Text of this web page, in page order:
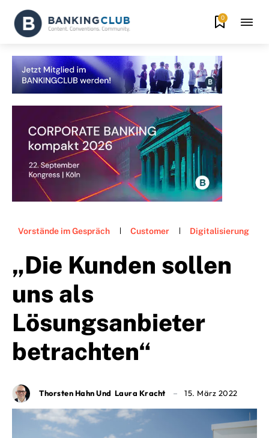
0
Vorstände im Gespräch Customer Digitalisierung
„Die Kunden sollen
uns als
Lösungsanbieter
betrachten“
Thorsten Hahn Und Laura Kracht 15. März 2022